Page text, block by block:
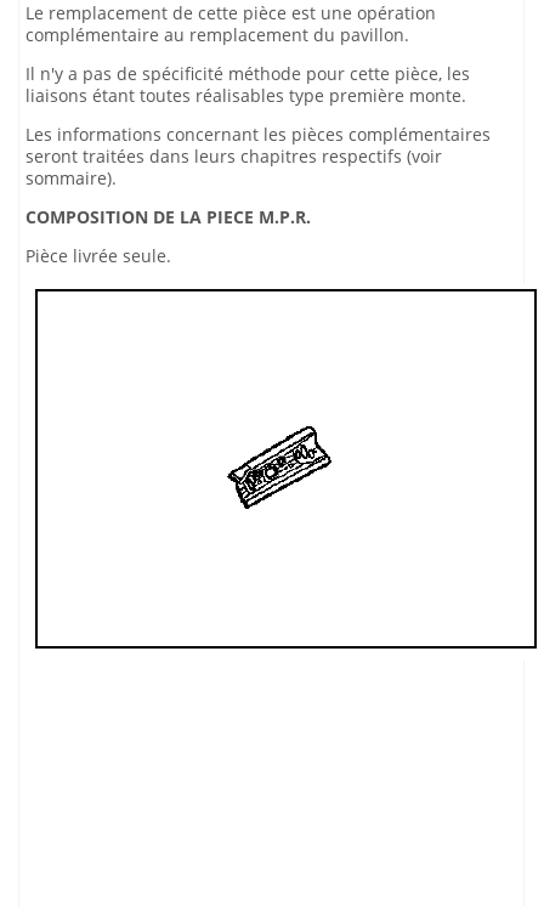
Le remplacement de cette pièce est une opération
complémentaire au remplacement du pavillon.
Il n'y a pas de spécificité méthode pour cette pièce, les
liaisons étant toutes réalisables type première monte.
Les informations concernant les pièces complémentaires
seront traitées dans leurs chapitres respectifs (voir
sommaire).
COMPOSITION DE LA PIECE M.P.R.
Pièce livrée seule.